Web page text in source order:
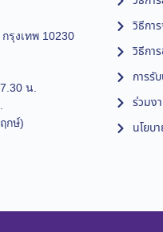
รุงเทพ 10230
น.
กษ์)
วิธีกา
วิธีการ
การรั
ร่วมง
นโยบ